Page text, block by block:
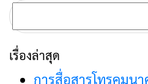
1 ช่วงอำเภอแม่ลาว –
แม่สาย จังหวัด
เชียงราย
ค้นหา
สำหรับ:
เรื่องล่าสุด
การสื่อสารโทรคม